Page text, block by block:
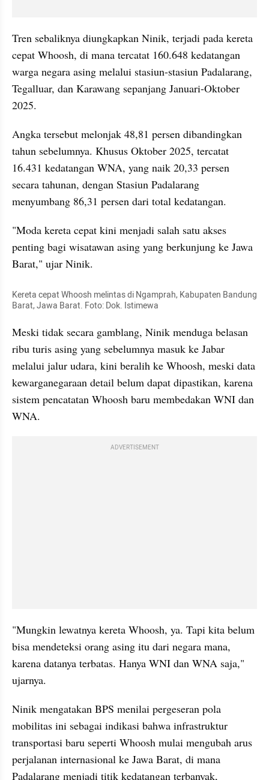
Tren sebaliknya diungkapkan Ninik, terjadi pada kereta
cepat Whoosh, di mana tercatat 160.648 kedatangan
warga negara asing melalui stasiun-stasiun Padalarang,
Tegalluar, dan Karawang sepanjang Januari-Oktober
2025.
Angka tersebut melonjak 48,81 persen dibandingkan
tahun sebelumnya. Khusus Oktober 2025, tercatat
16.431 kedatangan WNA, yang naik 20,33 persen
secara tahunan, dengan Stasiun Padalarang
menyumbang 86,31 persen dari total kedatangan.
"Moda kereta cepat kini menjadi salah satu akses
penting bagi wisatawan asing yang berkunjung ke Jawa
Barat," ujar Ninik.
Kereta cepat Whoosh melintas di Ngamprah, Kabupaten Bandung
Barat, Jawa Barat. Foto: Dok. Istimewa
Meski tidak secara gamblang, Ninik menduga belasan
ribu turis asing yang sebelumnya masuk ke Jabar
melalui jalur udara, kini beralih ke Whoosh, meski data
kewarganegaraan detail belum dapat dipastikan, karena
sistem pencatatan Whoosh baru membedakan WNI dan
WNA.
ADVERTISEMENT
"Mungkin lewatnya kereta Whoosh, ya. Tapi kita belum
bisa mendeteksi orang asing itu dari negara mana,
karena datanya terbatas. Hanya WNI dan WNA saja,"
ujarnya.
Ninik mengatakan BPS menilai pergeseran pola
mobilitas ini sebagai indikasi bahwa infrastruktur
transportasi baru seperti Whoosh mulai mengubah arus
perjalanan internasional ke Jawa Barat, di mana
Padalarang menjadi titik kedatangan terbanyak,